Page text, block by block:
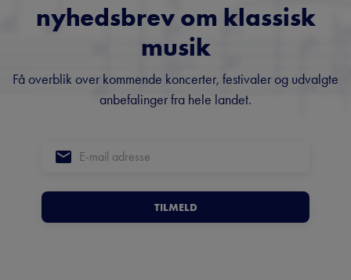
nyhedsbrev om klassisk
musik
Få overblik over kommende koncerter, festivaler og udvalgte
anbefalinger fra hele landet.
TILMELD